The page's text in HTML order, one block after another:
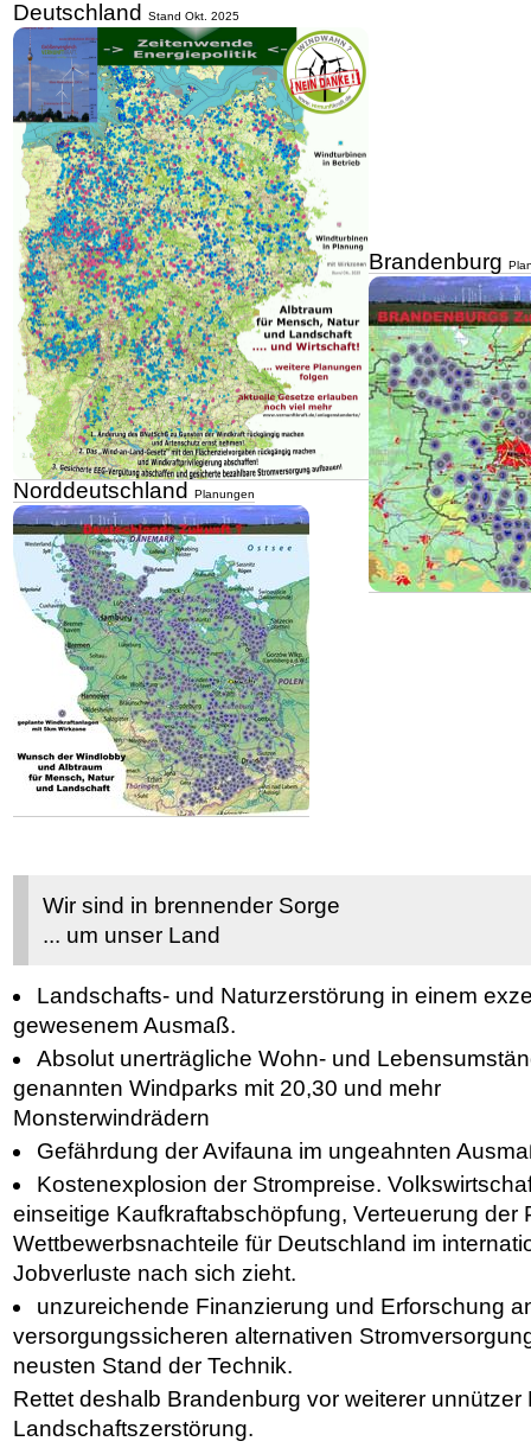
Deutschland Stand Okt. 2025
Norddeutschland Planungen
Brandenburg
Wir sind in brennender Sorge
... um unser Land
Landschafts- und Naturzerstörung in einem
gewesenem Ausmaß.
Absolut unerträgliche Wohn- und
genannten Windparks mit 20,30 und mehr
Monsterwindrädern
Gefährdung der Avifauna im ungeahnten
Kostenexplosion der Strompreise.
einseitige Kaufkraftabschöpfung, Verteuerung der
Wettbewerbsnachteile für Deutschland im
Jobverluste nach sich zieht.
unzureichende Finanzierung und Erforschung
versorgungssicheren alternativen
neusten Stand der Technik.
Rettet deshalb Brandenburg vor weiterer unnützer
Landschaftszerstörung.